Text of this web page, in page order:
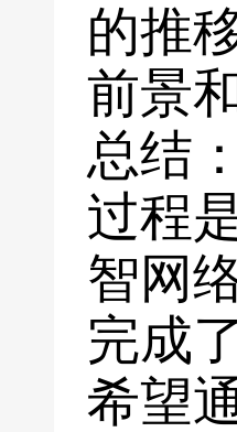
的推
前景
总结
过程
智网
完成
希望